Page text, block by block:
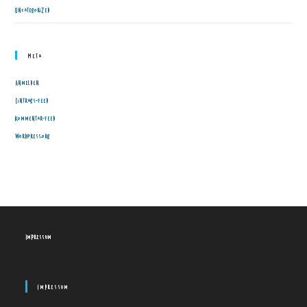
Uncategorized
Meta
Anmelden
Eintrags-Feed
Kommentar-Feed
WordPress.org
Impressum
Impressum